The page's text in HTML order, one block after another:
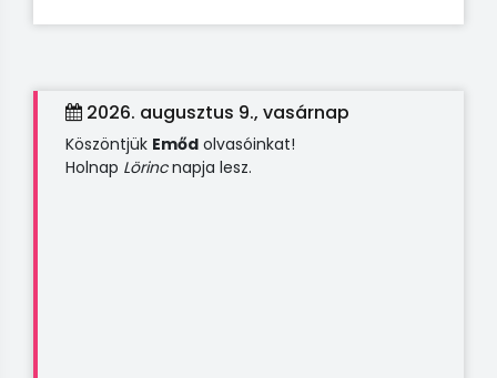
2026. augusztus 9., vasárnap
Köszöntjük Emőd olvasóinkat!
Holnap Lörincnapja lesz.